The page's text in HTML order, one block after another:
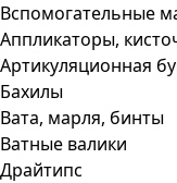
Вспомогательные
Аппликаторы,
Артикуляционная
Бахилы
Вата, марля, бинты
Ватные валики
Драйтипс